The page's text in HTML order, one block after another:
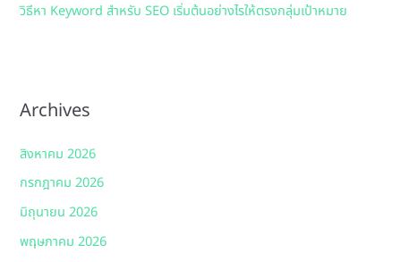
วิธีหา Keyword สำหรับ SEO เริ่มต้นอย่างไรให้ตรงกลุ่มเป้าหมาย
Archives
สิงหาคม 2026
กรกฎาคม 2026
มิถุนายน 2026
พฤษภาคม 2026